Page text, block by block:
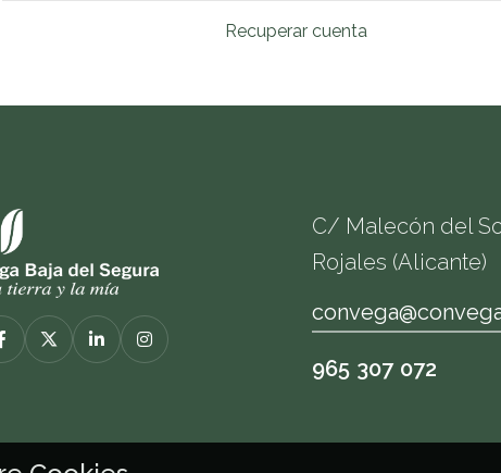
Recuperar cuenta
C/ Malecón del
Rojales (Alicante)
965 307 072